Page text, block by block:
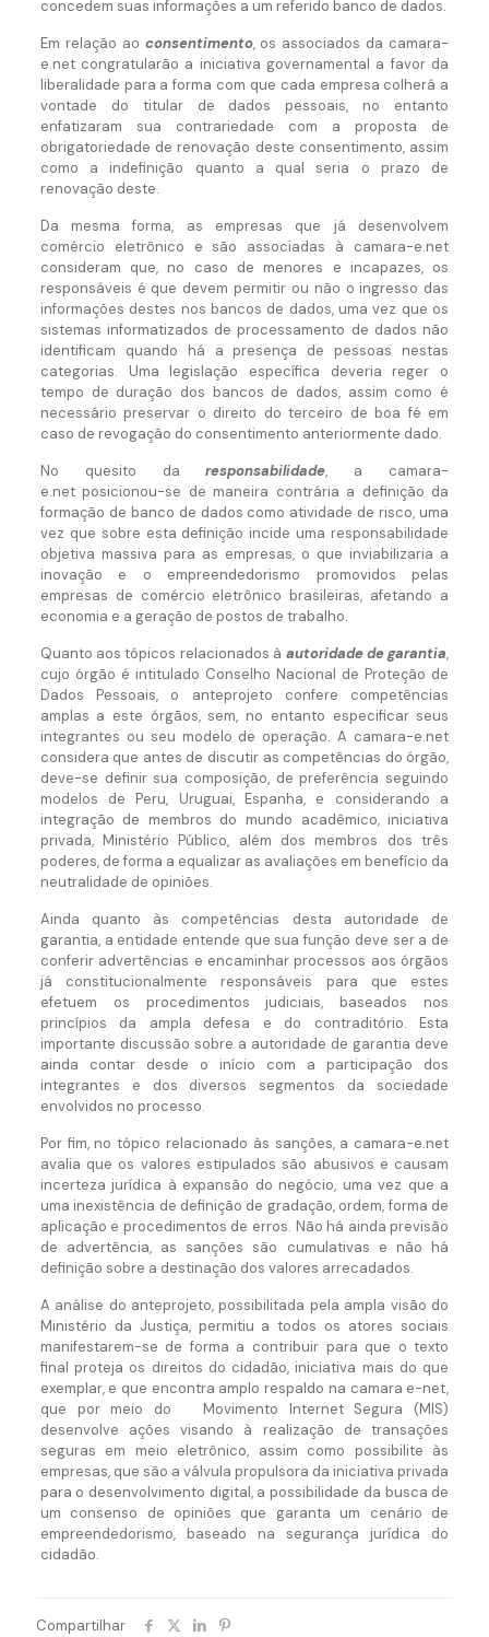
concedem suas informações a um referido banco de dados.
Em relação ao consentimento, os associados da camara-
e.net congratularão a iniciativa governamental a favor da
liberalidade para a forma com que cada empresa colherá a
vontade do titular de dados pessoais, no entanto
enfatizaram sua contrariedade com a proposta de
obrigatoriedade de renovação deste consentimento, assim
como a indefinição quanto a qual seria o prazo de
renovação deste.
Da mesma forma, as empresas que já desenvolvem
comércio eletrônico e são associadas à camara-e.net
consideram que, no caso de menores e incapazes, os
responsáveis é que devem permitir ou não o ingresso das
informações destes nos bancos de dados, uma vez que os
sistemas informatizados de processamento de dados não
identificam quando há a presença de pessoas nestas
categorias. Uma legislação específica deveria reger o
tempo de duração dos bancos de dados, assim como é
necessário preservar o direito do terceiro de boa fé em
caso de revogação do consentimento anteriormente dado.
No quesito daresponsabilidade, a camara-
e.net posicionou-se de maneira contrária a definição da
formação de banco de dados como atividade de risco, uma
vez que sobre esta definição incide uma responsabilidade
objetiva massiva para as empresas, o que inviabilizaria a
inovação e o empreendedorismo promovidos pelas
empresas de comércio eletrônico brasileiras, afetando a
economia e a geração de postos de trabalho.
Quanto aos tópicos relacionados à autoridade de garantia,
cujo órgão é intitulado Conselho Nacional de Proteção de
Dados Pessoais, o anteprojeto confere competências
amplas a este órgãos, sem, no entanto especificar seus
integrantes ou seu modelo de operação. A camara-e.net
considera que antes de discutir as competências do órgão,
deve-se definir sua composição, de preferência seguindo
modelos de Peru, Uruguai, Espanha, e considerando a
integração de membros do mundo acadêmico, iniciativa
privada, Ministério Público, além dos membros dos três
poderes, de forma a equalizar as avaliações em benefício da
neutralidade de opiniões.
Ainda quanto às competências desta autoridade de
garantia, a entidade entende que sua função deve ser a de
conferir advertências e encaminhar processos aos órgãos
já constitucionalmente responsáveis para que estes
efetuem os procedimentos judiciais, baseados nos
princípios da ampla defesa e do contraditório. Esta
importante discussão sobre a autoridade de garantia deve
ainda contar desde o início com a participação dos
integrantes e dos diversos segmentos da sociedade
envolvidos no processo.
Por fim, no tópico relacionado às sanções, a camara-e.net
avalia que os valores estipulados são abusivos e causam
incerteza jurídica à expansão do negócio, uma vez que a
uma inexistência de definição de gradação, ordem, forma de
aplicação e procedimentos de erros. Não há ainda previsão
de advertência, as sanções são cumulativas e não há
definição sobre a destinação dos valores arrecadados.
A análise do anteprojeto, possibilitada pela ampla visão do
Ministério da Justiça, permitiu a todos os atores sociais
manifestarem-se de forma a contribuir para que o texto
final proteja os direitos do cidadão, iniciativa mais do que
exemplar, e que encontra amplo respaldo na camara e-net,
que por meio do Movimento Internet Segura (MIS)
desenvolve ações visando à realização de transações
seguras em meio eletrônico, assim como possibilite às
empresas, que são a válvula propulsora da iniciativa privada
para o desenvolvimento digital, a possibilidade da busca de
um consenso de opiniões que garanta um cenário de
empreendedorismo, baseado na segurança jurídica do
cidadão.
Compartilhar